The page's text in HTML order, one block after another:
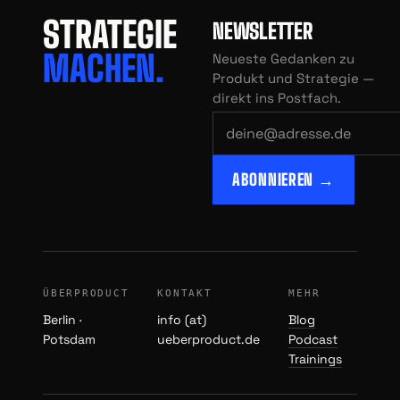
STRATEGIE
MACHEN.
NEWSLETTER
Neueste Gedanken zu
Produkt und Strategie —
direkt ins Postfach.
ABONNIEREN →
ÜBERPRODUCT
Berlin ·
Potsdam
KONTAKT
info (at)
ueberproduct.de
MEHR
Blog
Podcast
Trainings